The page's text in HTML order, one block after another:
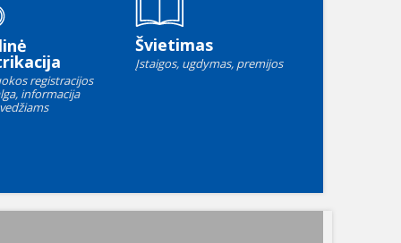
registracijos
informacija
Švietimas
Įstaigos, ugdymas, premijos